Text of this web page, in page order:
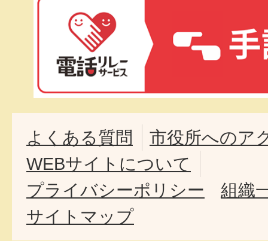
よくある質問
市役所へのア
WEBサイトについて
プライバシーポリシー
組織
サイトマップ